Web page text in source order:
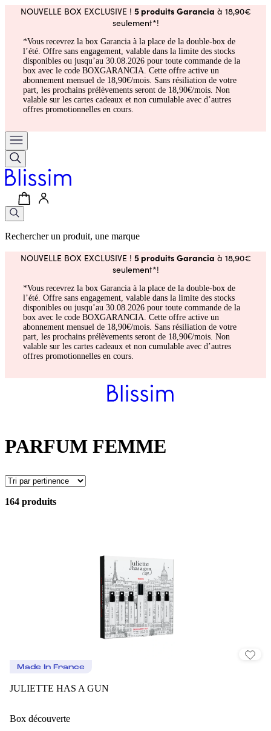
NOUVELLE BOX EXCLUSIVE ! 5 produits Garancia à 18,90€
seulement*!
*Vous recevrez la box Garancia à la place de la double-box de
l’été. Offre sans engagement, valable dans la limite des stocks
disponibles ou jusqu’au 30.08.2026 pour toute commande de la
box avec le code BOXGARANCIA. Cette offre active un
abonnement mensuel de 18,90€/mois. Sans résiliation de votre
part, les prochains prélèvements seront de 18,90€/mois. Non
valable sur les cartes cadeaux et non cumulable avec d’autres
offres promotionnelles en cours.
Rechercher un produit, une marque
NOUVELLE BOX EXCLUSIVE ! 5 produits Garancia à 18,90€
seulement*!
*Vous recevrez la box Garancia à la place de la double-box de
l’été. Offre sans engagement, valable dans la limite des stocks
disponibles ou jusqu’au 30.08.2026 pour toute commande de la
box avec le code BOXGARANCIA. Cette offre active un
abonnement mensuel de 18,90€/mois. Sans résiliation de votre
part, les prochains prélèvements seront de 18,90€/mois. Non
valable sur les cartes cadeaux et non cumulable avec d’autres
offres promotionnelles en cours.
PARFUM FEMME
164 produits
Made In France
JULIETTE HAS A GUN
Box découverte